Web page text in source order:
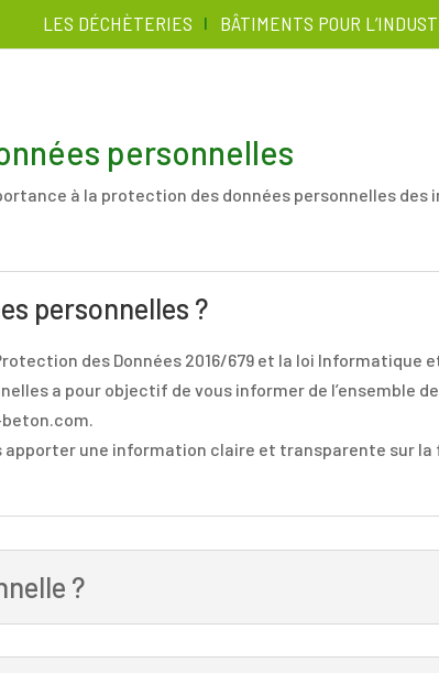
LES DÉCHÈTERIES BÂTIMENTS POUR
personnelles
à la protection des données personnelles
personnelles ?
des Données 2016/679 et la loi Informatique
a pour objectif de vous informer de l’ensemble
une information claire et transparente sur la
?